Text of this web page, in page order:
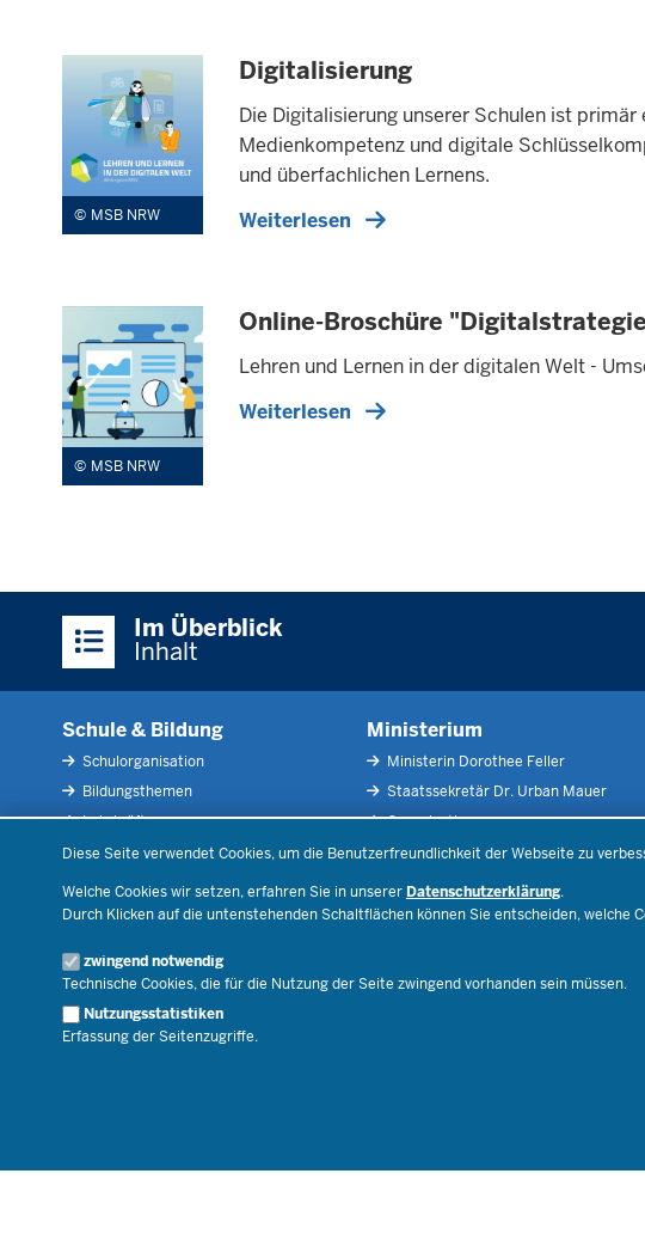
Diese Seite verwendet Cookies, um die Benutzerfreundlichkeit der Webseite zu
Welche Cookies wir setzen, erfahren Sie in unserer Datenschutzerklärung.
Durch Klicken auf die untenstehenden Schaltflächen können Sie entscheiden, welche
zwingend notwendig
Technische Cookies, die für die Nutzung der Seite zwingend vorhanden sein müssen.
Nutzungsstatistiken
Erfassung der Seitenzugriffe.
MSB NRW
Digitalisierung
Die Digitalisierung unserer Schulen ist
Medienkompetenz und digitale
und überfachlichen Lernens.
Weiterlesen
MSB NRW
Online-Broschüre
Lehren und Lernen in der digitalen Welt -
Weiterlesen
Im Überblick
Inhalt
Schule & Bildung
Schulorganisation
Bildungsthemen
Lehrkräfte
Recht
Ministerium
Ministerin Dorothee Feller
Staatssekretär Dr. Urban Mauer
Organisation
Open Government
Bibliothek
Veranstaltungen